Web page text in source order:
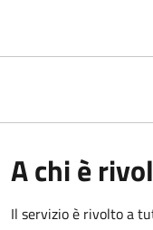
A chi è
Il servizio è rivolto a